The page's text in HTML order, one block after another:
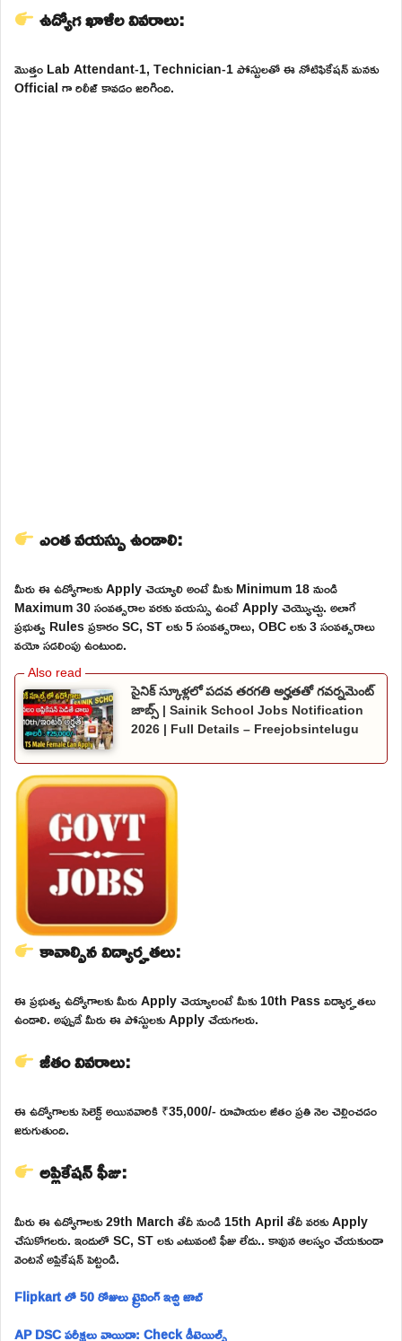
ఉద్యోగ ఖాళీల వివరాలు:
మొత్తం Lab Attendant-1, Technician-1 పోస్టులతో ఈ నోటిఫికేషన్ మనకు
Official గా రిలీజ్ కావడం జరిగింది.
ఎంత వయస్సు ఉండాలి:
మీరు ఈ ఉద్యోగాలకు Apply చెయ్యాలి అంటే మీకు Minimum 18 నుండి
Maximum 30 సంవత్సరాల వరకు వయస్సు ఉంటే Apply చెయ్యొచ్చు. అలాగే
ప్రభుత్వ Rules ప్రకారం SC, ST లకు 5 సంవత్సరాలు, OBC లకు 3 సంవత్సరాలు
వయో సడలింపు ఉంటుంది.
సైనిక్ స్కూళ్లలో పదవ తరగతి అర్హతతో గవర్నమెంట్
జాబ్స్ | Sainik School Jobs Notification
2026 | Full Details – Freejobsintelugu
కావాల్సిన విద్యార్హతలు:
ఈ ప్రభుత్వ ఉద్యోగాలకు మీరు Apply చెయ్యాలంటే మీకు 10th Pass విద్యార్హతలు
ఉండాలి. అప్పుడే మీరు ఈ పోస్టులకు Apply చేయగలరు.
జీతం వివరాలు:
ఈ ఉద్యోగాలకు సెలెక్ట్ అయినవారికి ₹35,000/- రూపాయల జీతం ప్రతి నెల చెల్లించడం
జరుగుతుంది.
అప్లికేషన్ ఫీజు:
మీరు ఈ ఉద్యోగాలకు 29th March తేదీ నుండి 15th April తేదీ వరకు Apply
చేసుకోగలరు. ఇందులో SC, ST లకు ఎటువంటి ఫీజు లేదు.. కావున ఆలస్యం చేయకుండా
వెంటనే అప్లికేషన్ పెట్టండి.
Flipkart లో 50 రోజులు ట్రైనింగ్ ఇచ్చి జాబ్
AP DSC పరీక్షలు వాయిదా: Check డీటెయిల్స్